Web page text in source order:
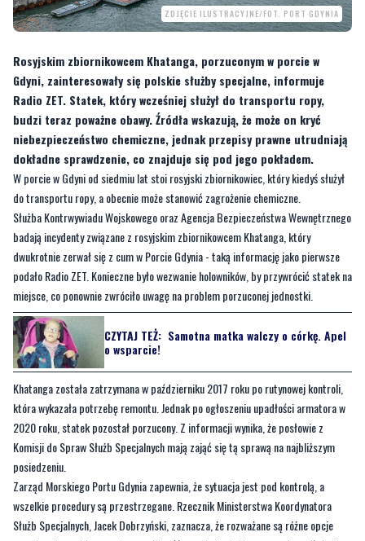
Gdyni, zainteresowały się polskie służby specjalne, informuje
budzi teraz poważne obawy. Źródła wskazują, że może on kryć
niebezpieczeństwo chemiczne, jednak przepisy prawne utrudniają
dokładne sprawdzenie, co znajduje się pod jego pokładem.
W porcie w Gdyni od siedmiu lat stoi rosyjski zbiornikowiec, który kiedyś służył
do transportu ropy, a obecnie może stanowić zagrożenie chemiczne.
Służba Kontrwywiadu Wojskowego oraz Agencja Bezpieczeństwa Wewnętrznego
badają incydenty związane z rosyjskim zbiornikowcem Khatanga, który
dwukrotnie zerwał się z cum w Porcie Gdynia - taką informację jako pierwsze
podało Radio ZET. Konieczne było wezwanie holowników, by przywrócić statek na
miejsce, co ponownie zwróciło uwagę na problem porzuconej jednostki.
CZYTAJ TEŻ:Samotna matka walczy o córkę. Apel
o wsparcie!
Khatanga została zatrzymana w październiku 2017 roku po rutynowej kontroli,
która wykazała potrzebę remontu. Jednak po ogłoszeniu upadłości armatora w
2020 roku, statek pozostał porzucony. Z informacji wynika, że posłowie z
Komisji do Spraw Służb Specjalnych mają zająć się tą sprawą na najbliższym
posiedzeniu.
Zarząd Morskiego Portu Gdynia zapewnia, że sytuacja jest pod kontrolą, a
wszelkie procedury są przestrzegane. Rzecznik Ministerstwa Koordynatora
Służb Specjalnych, Jacek Dobrzyński, zaznacza, że rozważane są różne opcje
rozwiązania problemu, w tym możliwość przejęcia statku z powodu zadłużenia
armatora. Według nieoficjalnych informacji rozważane jest także wpisanie
rosyjskiego armatora na listę sankcyjną, co mogłoby umożliwić przejęcie